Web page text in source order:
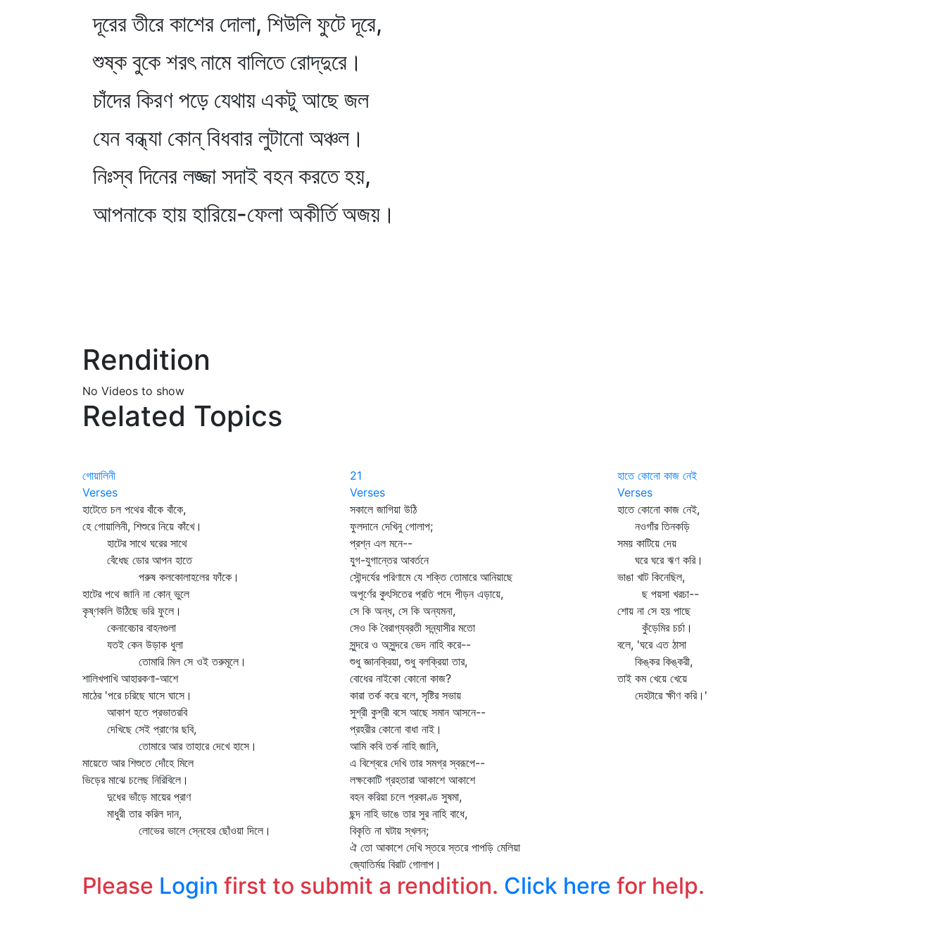
দূরের তীরে কাশের দোলা, শিউলি ফুটে দূরে,
শুষ্ক বুকে শরৎ নামে বালিতে রোদ্‌দুরে।
চাঁদের কিরণ পড়ে যেথায় একটু আছে জল
যেন বন্ধ্যা কোন্‌ বিধবার লুটানো অঞ্চল।
নিঃস্ব দিনের লজ্জা সদাই বহন করতে হয়,
আপনাকে হায় হারিয়ে-ফেলা অকীর্তি অজয়।
Rendition
No Videos to show
Related Topics
গোয়ালিনী
Verses
হাটেতে চল পথের বাঁকে বাঁকে,
হে গোয়ালিনী, শিশুরে নিয়ে কাঁখে।
হাটের সাথে ঘরের সাথে
বেঁধেছ ডোর আপন হাতে
পরুষ কলকোলাহলের ফাঁকে।
হাটের পথে জানি না কোন্‌ ভুলে
কৃষ্ণকলি উঠিছে ভরি ফুলে।
কেনাবেচার বাহনগুলা
যতই কেন উড়াক ধুলা
তোমারি মিল সে ওই তরুমূলে।
শালিখপাখি আহারকণা-আশে
মাঠের 'পরে চরিছে ঘাসে ঘাসে।
আকাশ হতে প্রভাতরবি
দেখিছে সেই প্রাণের ছবি,
তোমারে আর তাহারে দেখে হাসে।
মায়েতে আর শিশুতে দোঁহে মিলে
ভিড়ের মাঝে চলেছ নিরিবিলে।
দুধের ভাঁড়ে মায়ের প্রাণ
মাধুরী তার করিল দান,
লোভের ভালে স্নেহের ছোঁওয়া দিলে।
21
Verses
সকালে জাগিয়া উঠি
ফুলদানে দেখিনু গোলাপ;
প্রশ্ন এল মনে--
যুগ-যুগান্তের আবর্তনে
সৌন্দর্যের পরিণামে যে শক্তি তোমারে আনিয়াছে
অপূর্ণের কুৎসিতের প্রতি পদে পীড়ন এড়ায়ে,
সে কি অন্ধ, সে কি অন্যমনা,
সেও কি বৈরাগ্যব্রতী সন্ন্যাসীর মতো
সুন্দরে ও অসুন্দরে ভেদ নাহি করে--
শুধু জ্ঞানক্রিয়া, শুধু বলক্রিয়া তার,
বোধের নাইকো কোনো কাজ?
কারা তর্ক করে বলে, সৃষ্টির সভায়
সুশ্রী কুশ্রী বসে আছে সমান আসনে--
প্রহরীর কোনো বাধা নাই।
আমি কবি তর্ক নাহি জানি,
এ বিশ্বেরে দেখি তার সমগ্র স্বরূপে--
লক্ষকোটি গ্রহতারা আকাশে আকাশে
বহন করিয়া চলে প্রকাণ্ড সুষমা,
ছন্দ নাহি ভাঙে তার সুর নাহি বাধে,
বিকৃতি না ঘটায় স্খলন;
ঐ তো আকাশে দেখি স্তরে স্তরে পাপড়ি মেলিয়া
জ্যোতির্ময় বিরাট গোলাপ।
হাতে কোনো কাজ নেই
Verses
হাতে কোনো কাজ নেই,
নওগাঁর তিনকড়ি
সময় কাটিয়ে দেয়
ঘরে ঘরে ঋণ করি।
ভাঙা খাট কিনেছিল,
ছ পয়সা খরচা--
শোয় না সে হয় পাছে
কুঁড়েমির চর্চা।
বলে, 'ঘরে এত ঠাসা
কিঙ্কর কিঙ্করী,
তাই কম খেয়ে খেয়ে
দেহটারে ক্ষীণ করি।'
Please Login first to submit a rendition. Click here for help.